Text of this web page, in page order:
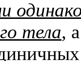
тела,